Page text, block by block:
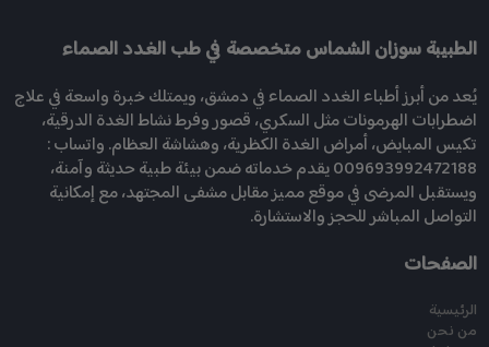
الطبيبة سوزان الشماس متخصصة في طب الغدد الصماء
يُعد من أبرز أطباء الغدد الصماء في دمشق، ويمتلك خبرة واسعة في علاج
اضطرابات الهرمونات مثل السكري، قصور وفرط نشاط الغدة الدرقية،
تكيس المبايض، أمراض الغدة الكظرية، وهشاشة العظام. واتساب :
009693992472188 يقدم خدماته ضمن بيئة طبية حديثة وآمنة،
ويستقبل المرضى في موقع مميز مقابل مشفى المجتهد، مع إمكانية
التواصل المباشر للحجز والاستشارة.
الصفحات
الرئيسية
من نحن